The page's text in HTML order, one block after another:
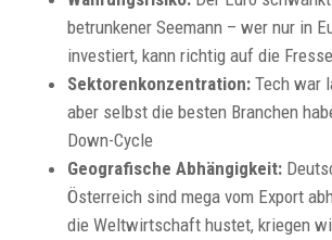
betrunkener Seemann – wer nur in
investiert, kann richtig auf die
Sektorenkonzentration:Tech war
aber selbst die besten Branchen
Down-Cycle
Geografische Abhängigkeit:
Österreich sind mega vom Export
die Weltwirtschaft hustet, kriegen